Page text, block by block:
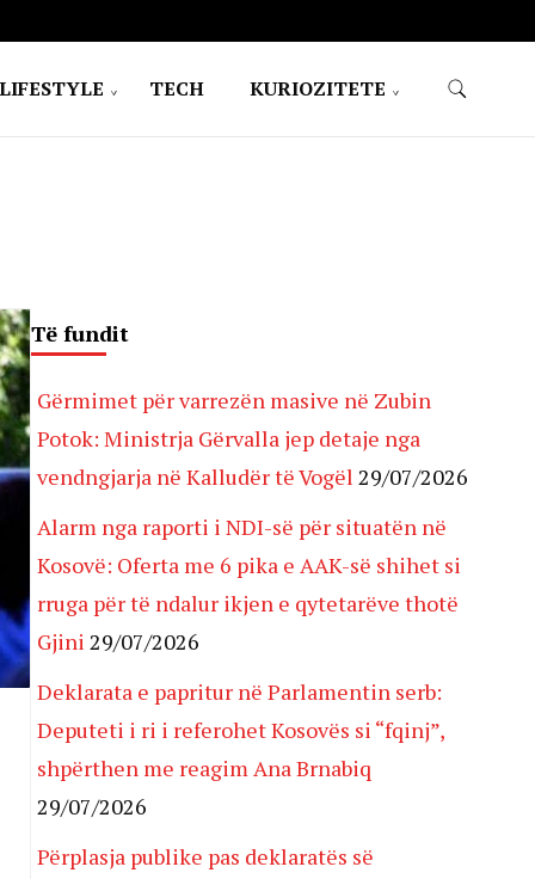
TECH KURIOZITETE
Të fundit
Gërmimet për varrezën masive në Zubin
Potok: Ministrja Gërvalla jep detaje nga
vendngjarja në Kalludër të Vogël 29/07/2026
Alarm nga raporti i NDI-së për situatën në
Kosovë: Oferta me 6 pika e AAK-së shihet si
rruga për të ndalur ikjen e qytetarëve thotë
Gjini 29/07/2026
Deklarata e papritur në Parlamentin serb:
Deputeti i ri i referohet Kosovës si “fqinj”,
shpërthen me reagim Ana Brnabiq
29/07/2026
Përplasja publike pas deklaratës së